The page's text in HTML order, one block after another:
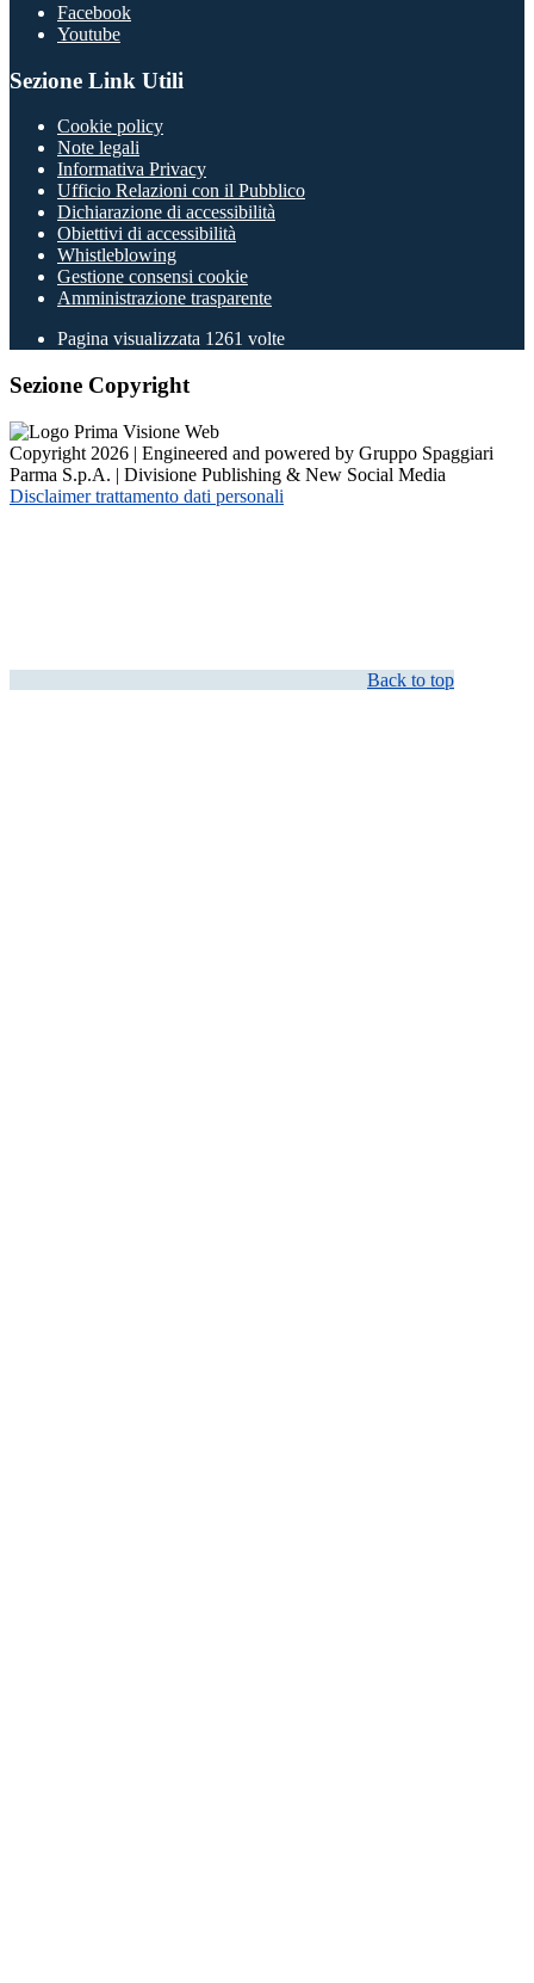
Facebook
Youtube
Sezione Link Utili
Cookie policy
Note legali
Informativa Privacy
Ufficio Relazioni con il Pubblico
Dichiarazione di accessibilità
Obiettivi di accessibilità
Whistleblowing
Gestione consensi cookie
Amministrazione trasparente
Pagina visualizzata 1261 volte
Sezione Copyright
Copyright 2026 | Engineered and powered by Gruppo Spaggiari
Parma S.p.A. | Divisione Publishing & New Social Media
Disclaimer trattamento dati personali
Back to top